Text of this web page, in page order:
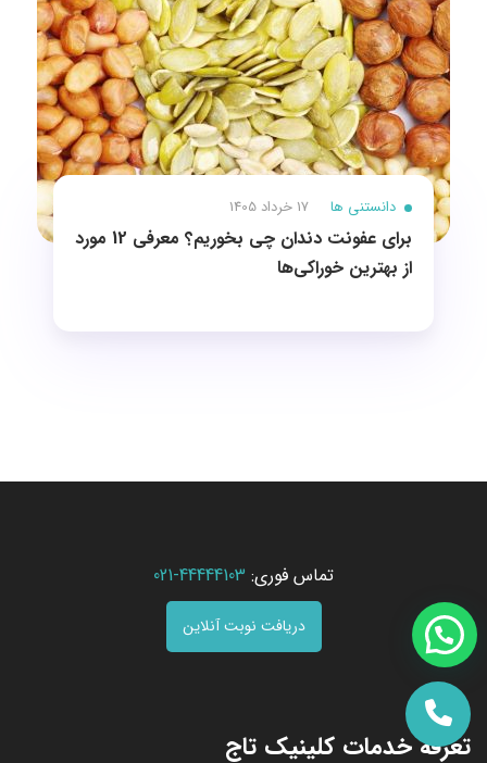
دانستنی ها 17 خرداد 1405
برای عفونت دندان چی بخوریم؟ معرفی 12 مورد
از بهترین خوراکی‌ها
تماس فوری: 44444103-021
دریافت نوبت آنلاین
تعرفه خدمات کلینیک تاج